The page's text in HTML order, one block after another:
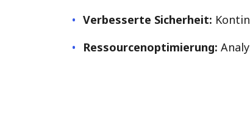
Verbesserte Sicherheit:
Ressourcenoptimierung: